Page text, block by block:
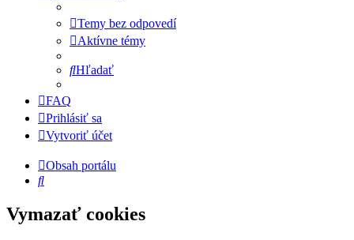
Temy bez odpovedí
Aktívne témy
Hľadať
FAQ
Prihlásiť sa
Vytvoriť účet
Obsah portálu
Hľadať
Vymazať cookies